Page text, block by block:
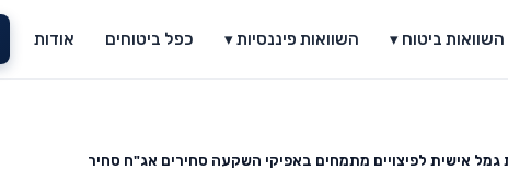
השוואות ביטוח ▾ השוואות פיננסיות ▾ כפל ביטוחים אודות
גמל אישית לפיצויים מתמחים באפיקי השקעה סחירים אג"ח סחיר